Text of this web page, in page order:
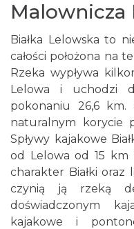
Malownicza
Białka Lelowska to
całości położona na
Rzeka wypływa
Lelowa i uchodzi
pokonaniu 26,6 km.
naturalnym korycie
Spływy kajakowe
od Lelowa od 15 km
charakter Białki oraz
czynią ją rzeką
doświadczonym
kajakowe i